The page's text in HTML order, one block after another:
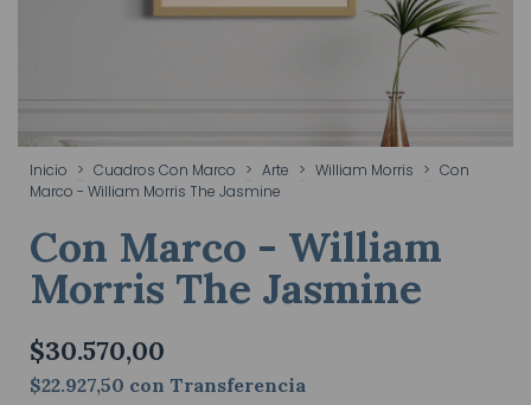
Inicio > Cuadros Con Marco > Arte > William Morris > Con
Marco - William Morris The Jasmine
Con Marco - William
Morris The Jasmine
$30.570,00
$22.927,50 con Transferencia